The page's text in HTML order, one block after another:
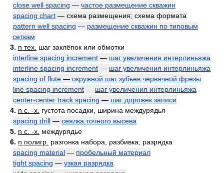
close well spacing — частое размещение скважин
spacing chart — схема размещения; схема формата
pattern well spacing — размещение скважин по типовым
сеткам
3. n тех. шаг заклёпок или обмотки
interline spacing increment — шаг увеличения интерлиньяжа
interline spacing increment — шаг увеличения интерлиньяжа
spacing of flute — окружной шаг зубьев червячной фрезы
line spacing increment — шаг увеличения интерлиньяжа
center-center track spacing — шаг дорожек записи
4. n с. -х. густота посадки, ширина междурядья
spacing drill — сеялка точного высева
5. n с. -х. междурядье
6. n полигр. разгонка набора, разбивка; разрядка
spacing material — пробельный материал
tight spacing — узкая разрядка